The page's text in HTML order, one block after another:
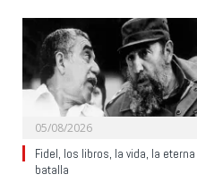
05/08/2026
Fidel, los libros, la vida, la eterna
batalla